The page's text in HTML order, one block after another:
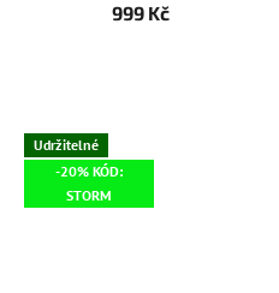
999 Kč
Udržitelné
-20% KÓD:
STORM